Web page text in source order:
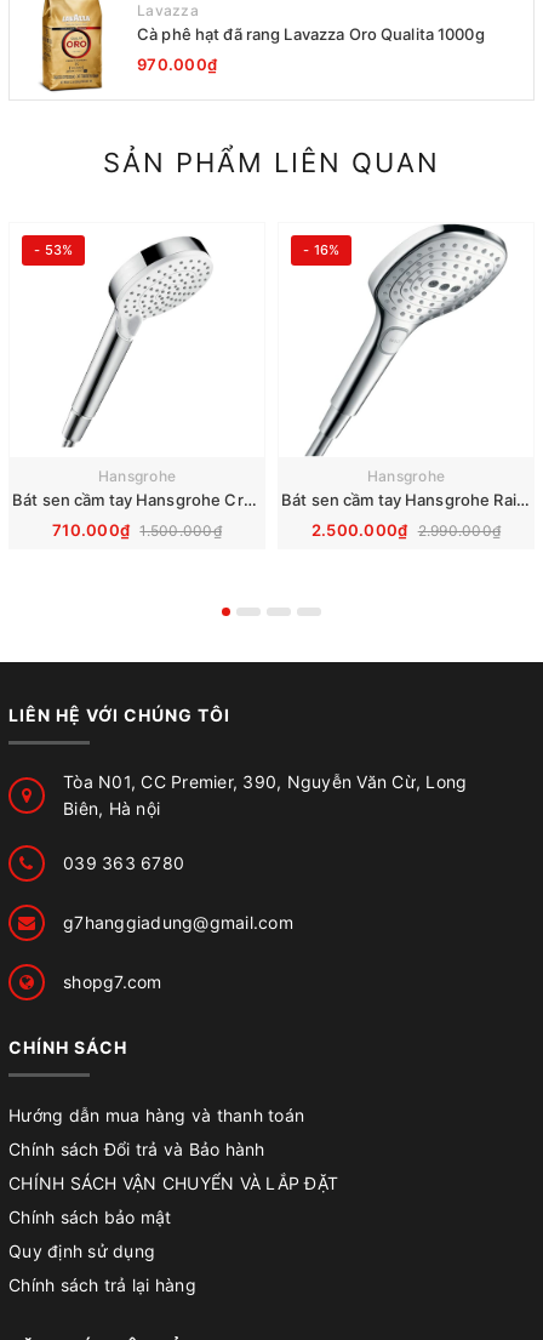
Lavazza
Cà phê hạt đã rang Lavazza Oro Qualita 1000g
970.000₫
SẢN PHẨM LIÊN QUAN
- 53%
Hansgrohe
Bát sen cầm tay Hansgrohe Crometta Vario 26330400
710.000₫ 1.500.000₫
- 16%
Hansgrohe
Bát sen cầm tay Hansgrohe Raindance Select S 120 3jet 26520000
2.500.000₫ 2.990.000₫
LIÊN HỆ VỚI CHÚNG TÔI
Tòa N01, CC Premier, 390, Nguyễn Văn Cừ, Long
Biên, Hà nội
039 363 6780
g7hanggiadung@gmail.com
shopg7.com
CHÍNH SÁCH
Hướng dẫn mua hàng và thanh toán
Chính sách Đổi trả và Bảo hành
CHÍNH SÁCH VẬN CHUYỂN VÀ LẮP ĐẶT
Chính sách bảo mật
Quy định sử dụng
Chính sách trả lại hàng